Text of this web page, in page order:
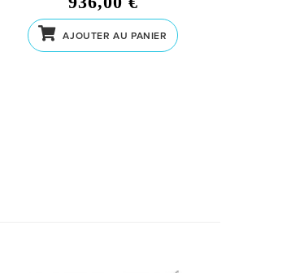
AJOUTER AU PANIER